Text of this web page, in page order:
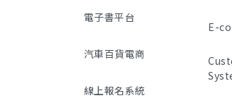
電子書平台
汽車百貨電商
線上報名系統
E-